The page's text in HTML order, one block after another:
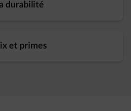
durabilité
et primes